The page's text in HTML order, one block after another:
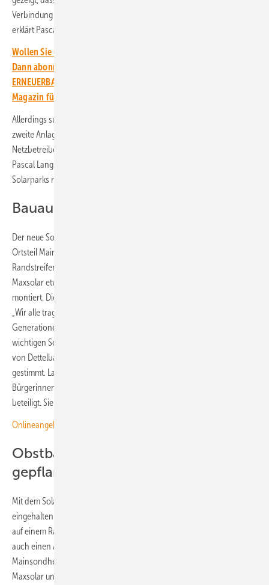
Verbindung mit artenschutzrechtlichen Vorgaben zu aufwendig ist“,
erklärt Pascal Lang.
Wollen Sie über die Energiewende auf dem Laufenden bleiben?
Dann abonnieren Sie einfach den kostenlosen Newsletter von
ERNEUERBARE ENERGIEN – dem größten verbandsunabhängigen
Magazin für erneuerbare Energien in Deutschland!
Allerdings suchen die Projektpartner derzeit nach Lösungen, auch die
zweite Anlage zu realisieren. „Hierzu sind wir im Gespräch mit dem
Netzbetreiber und einem möglichen Direktabnehmer vor Ort“, sagt
Pascal Lang. „Ich bin zuversichtlich, dass wir auch die Ostfläche des
Solarparks realisieren werden.“
Bauausschuss hat zugestimmt
Der neue Solarpark steht auf einer Fläche von etwa fünf Hektar im
Ortsteil Mainsondheim von Dettelbach. Auf dem dortigen
Randstreifen an der Autobahn A3 haben die Installateure von
Maxsolar etwa 6.500 Solarmodule auf eine feste Unterkonstruktion
montiert. Diese liefern jedes Jahr etwa 3,5 Millionen Kilowattstunden.
„Wir alle tragen eine Verantwortung für das Klima und für kommende
Generationen. Mit der Solaranlage haben wir einen weiteren
wichtigen Schritt dafür gemacht“, sagt Matthias Bielek, Bürgermeister
von Dettelbach. „Unser Bauausschuss hat einstimmig für das Projekt
gestimmt. Laut Auskunft der Egis beteiligen sich bereits viele
Bürgerinnen und Bürger an der Anlage und werden an ihren Erlösen
beteiligt. Sie freuen sich nun immer doppelt, wenn die Sonne scheint.“
Onlineangebot des Beratungsnetzwerks für Bürgerenergie gestartet
Obstbäume und Blumenwiese
gepflanzt
Mit dem Solarpark hat die Egis alle Vorgaben aus dem EEG
eingehalten und ist sogar darüber hinausgegangen. Neben dem Bau
auf einem Randstreifen an der Autobahn haben die Projektpartner
auch einen Abstand von über 50 Meter zur Wohnbebauung in
Mainsondheim gelassen. Außerdem haben sie Projektpartner
Maxsolar und Egis die Biodiversität in den Blick genommen. Neben